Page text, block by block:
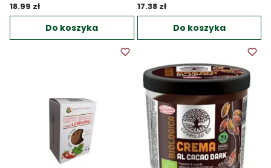
18.99 zł
Do koszyka
17.38 zł
Do koszyka